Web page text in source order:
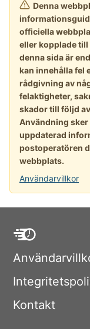
Denna
officiella
eller kopplade
denna sida är
kan innehålla fel
rådgivning av
felaktigheter,
skador till följd
Användning sker
uppdaterad
postoperatören
webbplats.
Användarvillkor
Kontakt